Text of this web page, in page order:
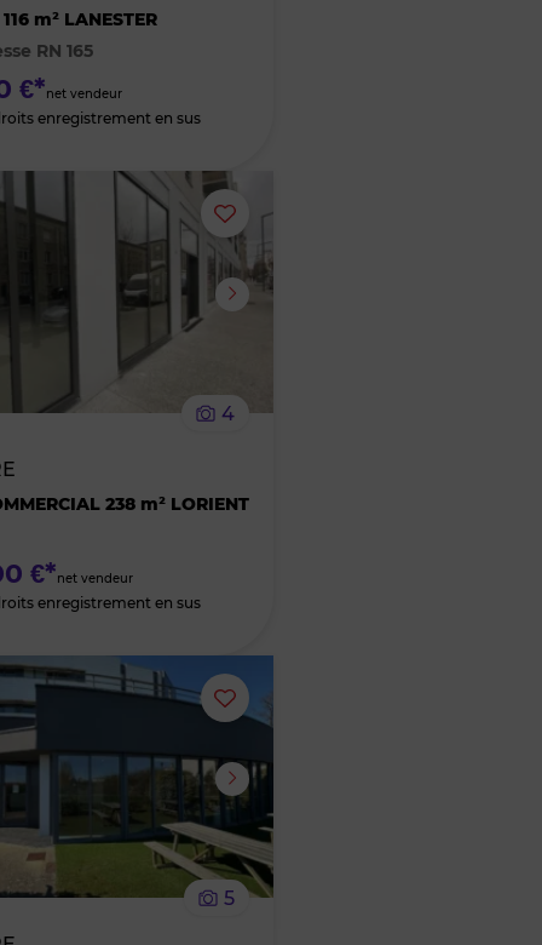
m² LANESTER
RN 165
€*net vendeur
enregistrement en sus
Ajouter
ou
des
4
238 m² LORIENT
€*net vendeur
enregistrement en sus
Ajouter
ou
supprimer
le
5